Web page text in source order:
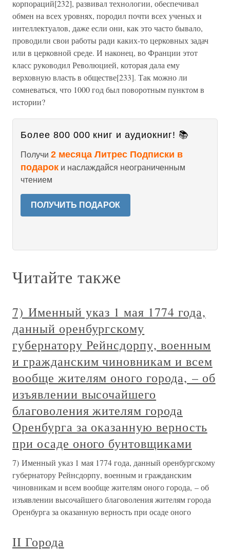
корпораций[232], развивал технологии, обеспечивал
обмен на всех уровнях, породил почти всех ученых и
интеллектуалов, даже если они, как это часто бывало,
проводили свои работы ради каких-то церковных задач
или в церковной среде. И наконец, во Франции этот
класс руководил Революцией, которая дала ему
верховную власть в обществе[233]. Так можно ли
сомневаться, что 1000 год был поворотным пунктом в
истории?
Более 800 000 книг и аудиокниг! 📚
Получи 2 месяца Литрес Подписки в
подарок и наслаждайся неограниченным
чтением
ПОЛУЧИТЬ ПОДАРОК
Читайте также
7) Именный указ 1 мая 1774 года,
данный оренбургскому
губернатору Рейнсдорпу, военным
и гражданским чиновникам и всем
вообще жителям оного города, – об
изъявлении высочайшего
благоволения жителям города
Оренбурга за оказанную верность
при осаде оного бунтовщиками
7) Именный указ 1 мая 1774 года, данный оренбургскому
губернатору Рейнсдорпу, военным и гражданским
чиновникам и всем вообще жителям оного города, – об
изъявлении высочайшего благоволения жителям города
Оренбурга за оказанную верность при осаде оного
II Города